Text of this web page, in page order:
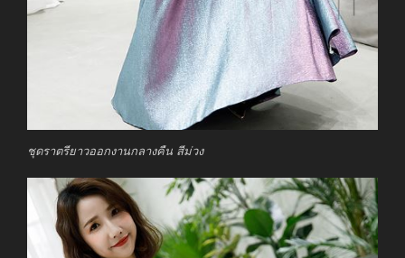
ชุดราตรียาวออกงานกลางคืน สีม่วง